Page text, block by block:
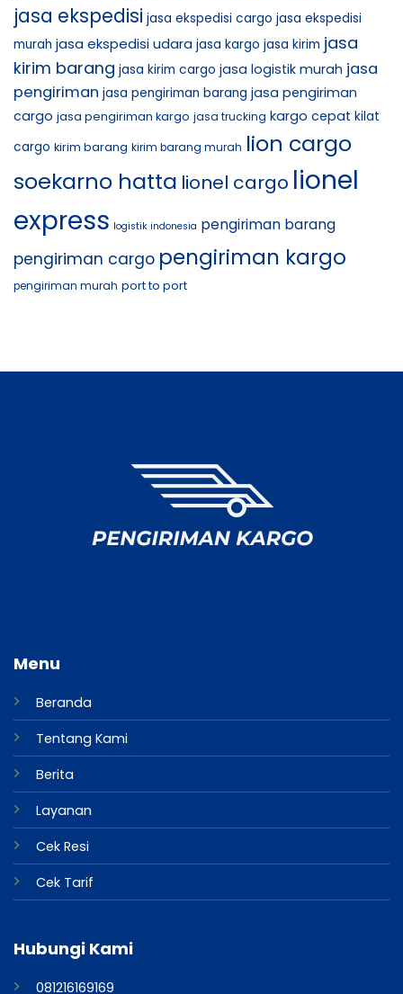
jasa ekspedisi jasa ekspedisi cargo jasa ekspedisi
murah jasa ekspedisi udara jasa kargo jasa kirim jasa
kirim barang jasa kirim cargo jasa logistik murah jasa
pengiriman jasa pengiriman barang jasa pengiriman
cargo jasa pengiriman kargo jasa trucking kargo cepat kilat
cargo kirim barang kirim barang murah lion cargo
soekarno hatta lionel cargo lionel
express logistik indonesia pengiriman barang
pengiriman cargo pengiriman kargo
pengiriman murah port to port
Menu
Beranda
Tentang Kami
Berita
Layanan
Cek Resi
Cek Tarif
Hubungi Kami
081216169169